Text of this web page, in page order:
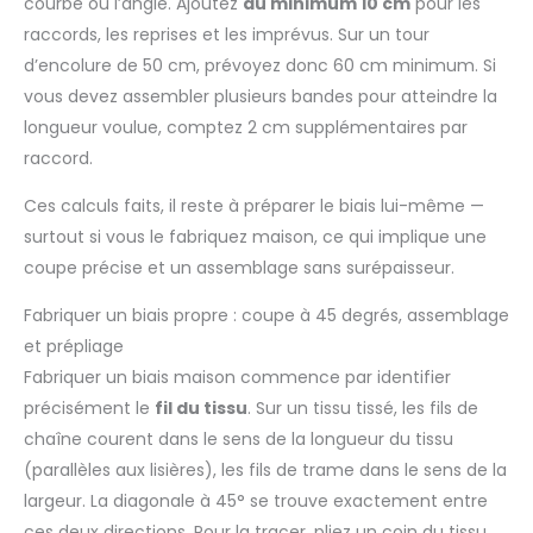
vêtements faits main ou
retouchés conservent leur
allure soignée, saison après
saison.
vêtements faits main ou
retouchés conservent leur
allure soignée, saison après
saison.
travaux créatifs.
raccords, les reprises et les imprévus. Sur un tour
d’encolure de 50 cm, prévoyez donc 60 cm minimum. Si
vous devez assembler plusieurs bandes pour atteindre la
longueur voulue, comptez 2 cm supplémentaires par
raccord.
Ces calculs faits, il reste à préparer le biais lui-même —
surtout si vous le fabriquez maison, ce qui implique une
coupe précise et un assemblage sans surépaisseur.
Fabriquer un biais propre : coupe à 45 degrés, assemblage
et prépliage
Fabriquer un biais maison commence par identifier
précisément le fil du tissu. Sur un tissu tissé, les fils de
chaîne courent dans le sens de la longueur du tissu
(parallèles aux lisières), les fils de trame dans le sens de la
largeur. La diagonale à 45° se trouve exactement entre